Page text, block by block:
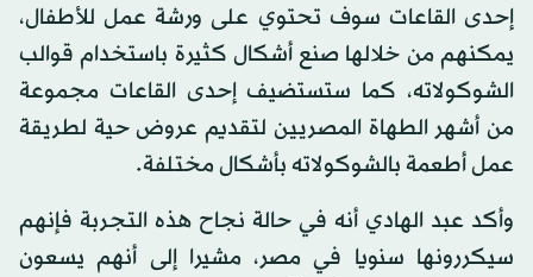
إحدى القاعات سوف تحتوي على ورشة عمل للأطفال،
يمكنهم من خلالها صنع أشكال كثيرة باستخدام قوالب
الشوكولاته، كما ستستضيف إحدى القاعات مجموعة
من أشهر الطهاة المصريين لتقديم عروض حية لطريقة
عمل أطعمة بالشوكولاته بأشكال مختلفة.
وأكد عبد الهادي أنه في حالة نجاح هذه التجربة فإنهم
سيكررونها سنويا في مصر، مشيرا إلى أنهم يسعون